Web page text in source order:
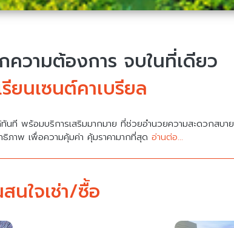
ความต้องการ จบในที่เดียว
ยนเซนต์คาเบรียล
ที พร้อมบริการเสริมมากมาย ที่ช่วยอำนวยความสะดวกสบาย
ภาพ เพื่อความคุ้มค่า คุ้มราคามากที่สุด อ่านต่อ...
ใจเช่า/ซื้อ